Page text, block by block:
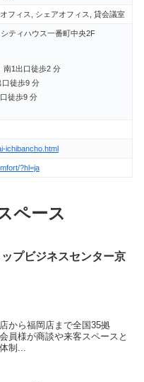
フィス, シェアオフィス, 貸会議室
ティハウス一番町中央2F
南1出口徒歩2 分
口徒歩9 分
徒歩9 分
ichibancho.html
?hl=ja
ペース
プビジネスセンター京
から福岡店まで全国35拠
員様が商談や来客スペースと
制...